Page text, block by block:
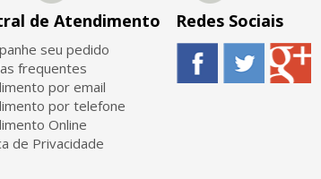
de Atendimento
seu pedido
frequentes
por email
por telefone
Online
de Privacidade
Redes Sociais